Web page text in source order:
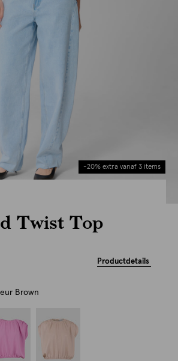
-20% extra vanaf 3 items
Twist Top
Productdetails
Brown